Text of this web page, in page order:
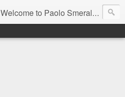
Welcome to Paolo Smeraldi's website, online since 2002. Consigliere comunale a Sestri Levante.